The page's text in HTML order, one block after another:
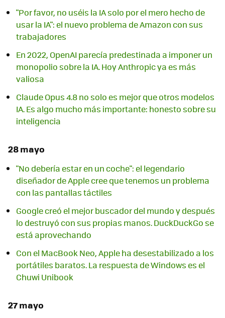
"Por favor, no uséis la IA solo por el mero hecho de
usar la IA": el nuevo problema de Amazon con sus
trabajadores
En 2022, OpenAI parecía predestinada a imponer un
monopolio sobre la IA. Hoy Anthropic ya es más
valiosa
Claude Opus 4.8 no solo es mejor que otros modelos
IA. Es algo mucho más importante: honesto sobre su
inteligencia
28 mayo
"No debería estar en un coche": el legendario
diseñador de Apple cree que tenemos un problema
con las pantallas táctiles
Google creó el mejor buscador del mundo y después
lo destruyó con sus propias manos. DuckDuckGo se
está aprovechando
Con el MacBook Neo, Apple ha desestabilizado a los
portátiles baratos. La respuesta de Windows es el
Chuwi Unibook
27 mayo